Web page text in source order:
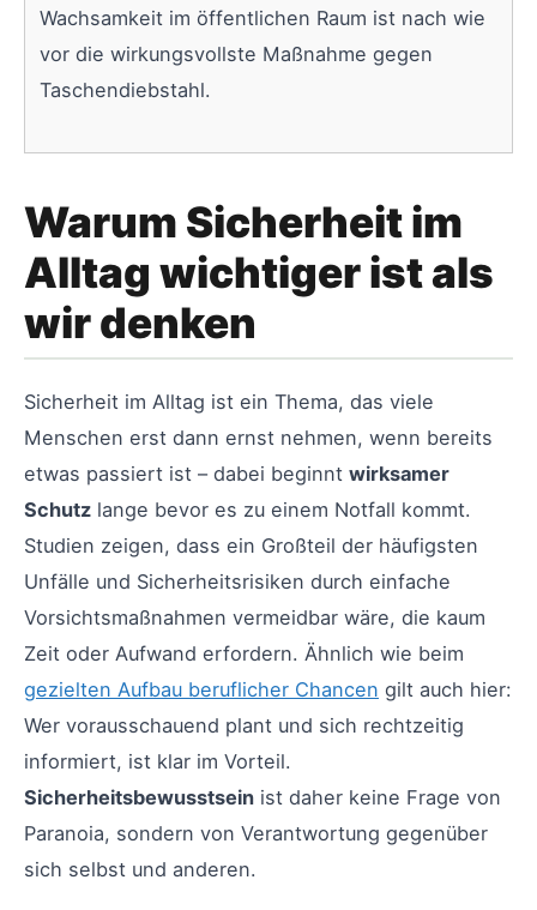
Wachsamkeit im öffentlichen Raum ist nach wie
vor die wirkungsvollste Maßnahme gegen
Taschendiebstahl.
Warum Sicherheit im
Alltag wichtiger ist als
wir denken
Sicherheit im Alltag ist ein Thema, das viele
Menschen erst dann ernst nehmen, wenn bereits
etwas passiert ist – dabei beginnt wirksamer
Schutz lange bevor es zu einem Notfall kommt.
Studien zeigen, dass ein Großteil der häufigsten
Unfälle und Sicherheitsrisiken durch einfache
Vorsichtsmaßnahmen vermeidbar wäre, die kaum
Zeit oder Aufwand erfordern. Ähnlich wie beim
gezielten Aufbau beruflicher Chancen gilt auch hier:
Wer vorausschauend plant und sich rechtzeitig
informiert, ist klar im Vorteil.
Sicherheitsbewusstsein ist daher keine Frage von
Paranoia, sondern von Verantwortung gegenüber
sich selbst und anderen.